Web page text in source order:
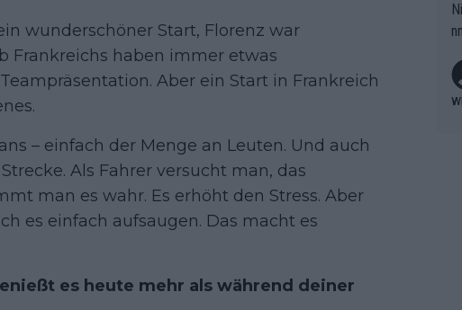
wunderschöner Start, Florenz war
Frankreichs haben immer etwas
Aber ein Start in Frankreich
– einfach der Menge an Leuten. Und auch
Als Fahrer versucht man, das
man es wahr. Es erhöht den Stress. Aber
es einfach aufsaugen. Das macht es
es heute mehr als während deiner